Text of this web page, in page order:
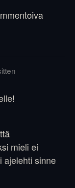
mieli ei
ajelehti sinne